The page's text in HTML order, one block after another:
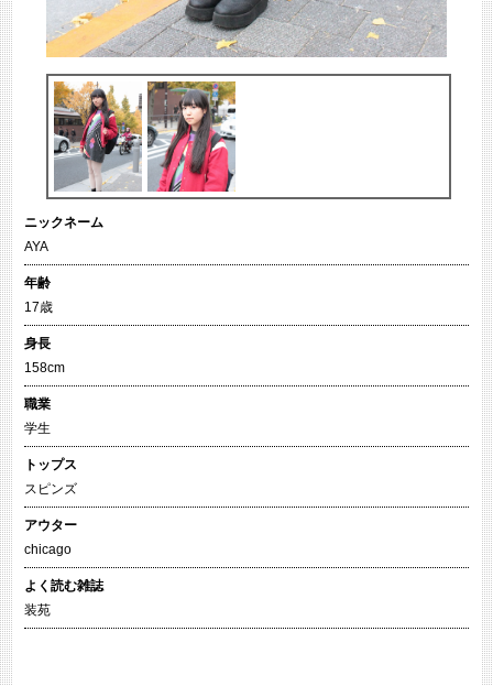
ニックネーム
AYA
年齢
17歳
身長
158cm
職業
学生
トップス
スピンズ
アウター
chicago
よく読む雑誌
装苑